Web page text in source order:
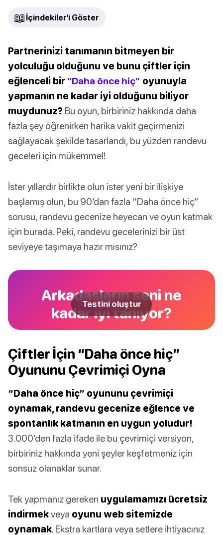
📖 İçindekiler'i Göster
Partnerinizi tanımanın bitmeyen bir
yolculuğu olduğunu ve bunu çiftler için
eğlenceli bir “Daha önce hiç” oyunuyla
yapmanın ne kadar iyi olduğunu biliyor
muydunuz? Bu oyun, birbiriniz hakkında daha
fazla şey öğrenirken harika vakit geçirmenizi
sağlayacak şekilde tasarlandı, bu yüzden randevu
geceleri için mükemmel!
İster yıllardır birlikte olun ister yeni bir ilişkiye
başlamış olun, bu 90’dan fazla “Daha önce hiç”
sorusu, randevu gecenize heyecan ve oyun katmak
için burada. Peki, randevu gecelerinizi bir üst
seviyeye taşımaya hazır mısınız?
Arkadaşların seni ne
kadar iyi tanıyor?
Testini oluştur
Çiftler İçin “Daha önce hiç”
Oyununu Çevrimiçi Oyna
“Daha önce hiç” oyununu çevrimiçi
oynamak, randevu gecenize eğlence ve
spontanlık katmanın en uygun yoludur!
3.000’den fazla ifade ile bu çevrimiçi versiyon,
birbiriniz hakkında yeni şeyler keşfetmeniz için
sonsuz olanaklar sunar.
Tek yapmanız gereken uygulamamızı ücretsiz
indirmekveya oyunu web sitemizde
oynamak. Ekstra kartlara veya setlere ihtiyacınız